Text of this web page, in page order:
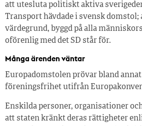
att utesluta politiskt aktiva
Transport hävdade i svensk
värdegrund, byggd på alla
oförenlig med det SD står för.
Många ärenden väntar
Europadomstolen prövar bland
föreningsfrihet utifrån
Enskilda personer, organisationer
att staten kränkt deras rättigheter